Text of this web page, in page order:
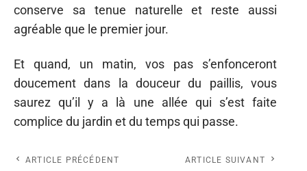
conserve sa tenue naturelle et reste aussi
agréable que le premier jour.
Et quand, un matin, vos pas s’enfonceront
doucement dans la douceur du paillis, vous
saurez qu’il y a là une allée qui s’est faite
complice du jardin et du temps qui passe.
ARTICLE PRÉCÉDENT ARTICLE SUIVANT